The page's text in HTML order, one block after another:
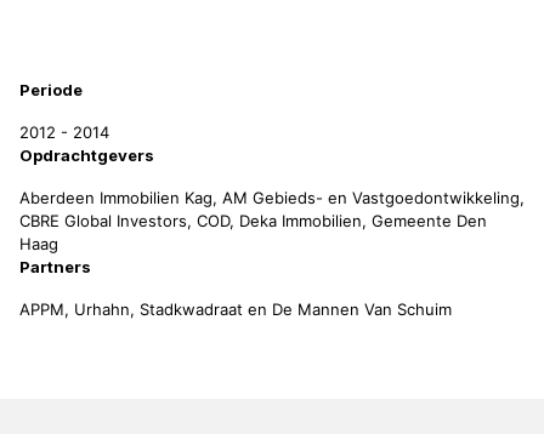
Periode
2012 - 2014
Opdrachtgevers
Aberdeen Immobilien Kag, AM Gebieds- en Vastgoedontwikkeling,
CBRE Global Investors, COD, Deka Immobilien, Gemeente Den
Haag
Partners
APPM, Urhahn, Stadkwadraat en De Mannen Van Schuim